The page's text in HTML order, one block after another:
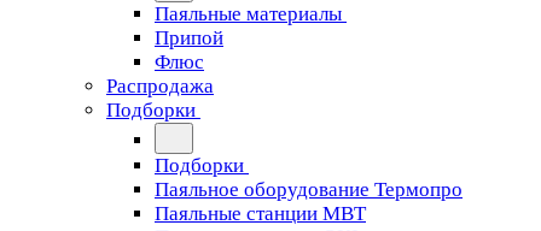
Паяльные материалы
Припой
Флюс
Распродажа
Подборки
Подборки
Паяльное оборудование Термопро
Паяльные станции MBT